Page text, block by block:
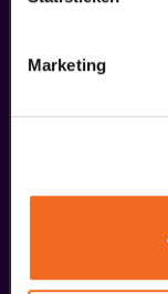
Marketing
08
oktober